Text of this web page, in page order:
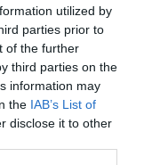
utilized by
parties prior to
of the further
third parties on the
information may
the IAB’s List of
disclose it to other